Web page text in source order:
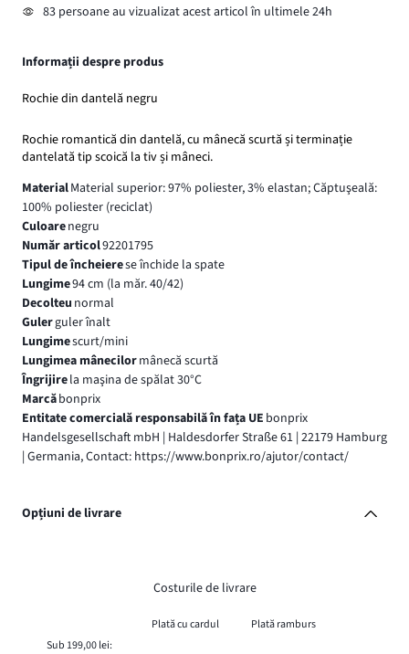
83 persoane au vizualizat acest articol în ultimele 24h
Informații despre produs
Rochie din dantelă negru
Rochie romantică din dantelă, cu mânecă scurtă și terminație
dantelată tip scoică la tiv și mâneci.
MaterialMaterial superior: 97% poliester, 3% elastan; Căptuşeală:
100% poliester (reciclat)
Culoarenegru
Număr articol92201795
Tipul de încheierese închide la spate
Lungime94 cm (la măr. 40/42)
Decolteu normal
Gulerguler înalt
Lungimescurt/mini
Lungimea mânecilormânecă scurtă
Îngrijirela maşina de spălat 30°C
Marcăbonprix
Entitate comercială responsabilă în fața UE bonprix
Handelsgesellschaft mbH | Haldesdorfer Straße 61 | 22179 Hamburg
| Germania, Contact: https://www.bonprix.ro/ajutor/contact/
Opțiuni de livrare
Costurile de livrare
Plată cu cardul
Plată ramburs
Sub 199,00 lei: